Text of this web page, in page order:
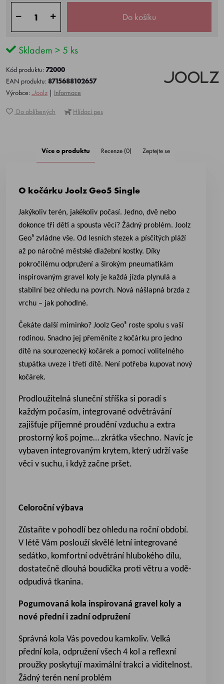
Do košíku
Skladem > 5 ks
Kód produktu: 72000
EAN produktu:8715688102657
Výrobce:Joolz | Informace
Do oblíbených Hlídací pes
Více o produktu Recenze (0) Zeptejte se
O kočárku Joolz Geo5 Single
Jakýkoliv terén, jakékoliv počasí. Jedno, dvě nebo
dokonce tři děti a spousta věcí? Žádný problém. Joolz
Geo⁵ zvládne vše. Od lesních stezek a písčitých pláží
až po náročné městské dlažební kostky. Díky
pokročilému odpružení a širokým pneumatikám
inspirovaným gravel koly je každá jízda plynulá a
stabilní bez ohledu na povrch. Nová nášlapná brzda z
vrchu – jak pohodlné.
Čekáte další miminko? Joolz Geo⁵ roste spolu s vaší
rodinou. Snadno jej přeměníte z kočárku pro jedno
dítě na sourozenecký kočárek a pomocí volitelného
stupátka uveze i třetí dítě. Není potřeba kupovat nový
kočárek.
Prodloužitelná sluneční stříška si poradí s
každým počasím, integrované odvětrávání
zajišťuje příjemné proudění vzduchu a extra
prostorný koš pojme… zkrátka všechno. Navíc je
vybaven integrovaným krytem, který udrží vaše
věci v suchu, i když začne pršet.
Celoroční výbava
Zůstaňte v pohodlí bez ohledu na roční období.
V létě Vám poslouží skvělé letní integrované
sedátko, komfortní odvětrání hlubokého dílu,
dostatečně dlouhá boudička proti větru a vodě-
odpudivá tkanina.
Pogumovaná kola inspirovaná gravel koly a
nové přední i zadní odpružení
Správná kola Vás povedou kamkoliv. Velká
přední kola, odpružení všech 4 kol a reflexní
proužky poskytují maximální trakci a viditelnost.
Žádný terén není problém